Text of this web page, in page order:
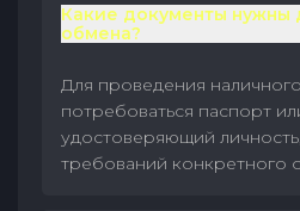
Какие документы нужны
обмена?
Для проведения
потребоваться паспорт
удостоверяющий
требований конкретного